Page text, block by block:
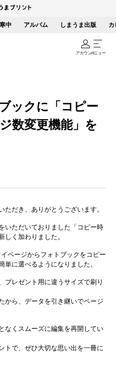
中 アルバム しまうま出版 カ
アカウントメニュー
ックに「コピー
数変更機能」を
だき、ありがとうございます。
いただいておりました「コピー時
しく加わりました。
ページからフォトブックをコピー
に選べるようになりました。
プレゼント用に違うサイズで刷り
から、データを引き継いでページ
なくスムーズに編集を再開してい
トで、ぜひ大切な思い出を一冊に